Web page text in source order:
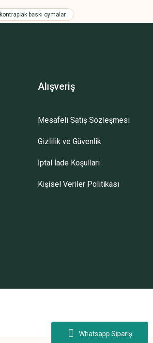
Whatsapp Sipariş
kontraplak baskı oymalar
Alışveriş
Mesafeli Satış Sözleşmesi
Gizlilik ve Güvenlik
İptal İade Koşullari
Kişisel Veriler Politikası